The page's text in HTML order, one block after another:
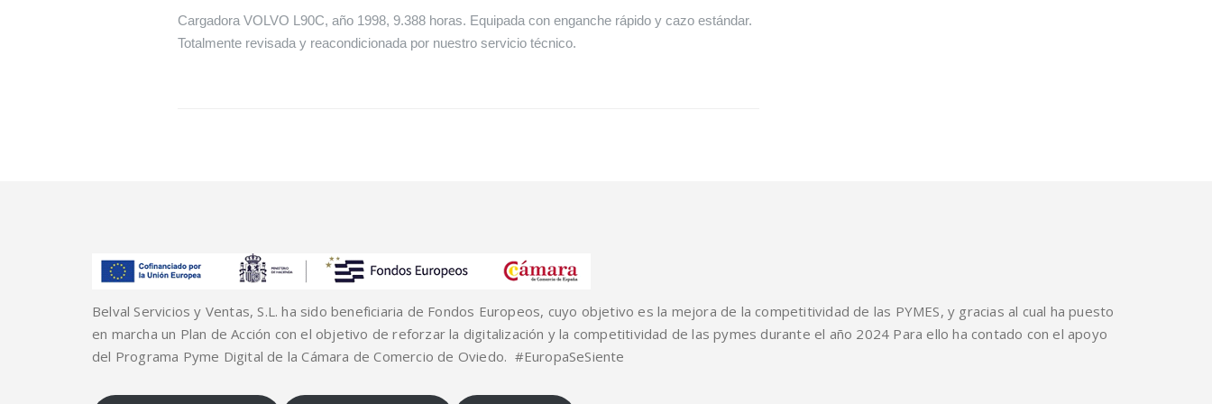
Cargadora VOLVO L90C, año 1998, 9.388 horas. Equipada con enganche rápido y cazo estándar.
Totalmente revisada y reacondicionada por nuestro servicio técnico.
Belval Servicios y Ventas, S.L. ha sido beneficiaria de Fondos Europeos, cuyo objetivo es la mejora de la competitividad de las PYMES, y gracias al cual ha puesto
en marcha un Plan de Acción con el objetivo de reforzar la digitalización y la competitividad de las pymes durante el año 2024 Para ello ha contado con el apoyo
del Programa Pyme Digital de la Cámara de Comercio de Oviedo. #EuropaSeSiente